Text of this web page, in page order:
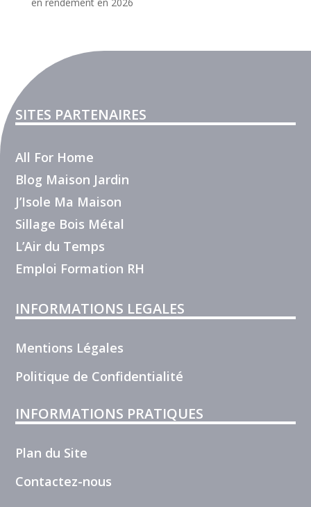
SITES PARTENAIRES
All For Home
Blog Maison Jardin
J’Isole Ma Maison
Sillage Bois Métal
L’Air du Temps
Emploi Formation RH
INFORMATIONS LEGALES
Mentions Légales
Politique de Confidentialité
INFORMATIONS PRATIQUES
Plan du Site
Contactez-nous